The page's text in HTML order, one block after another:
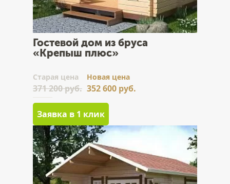
Гостевой дом из бруса
«Крепыш плюс»
Cтарая цена
371 200 руб.
Новая цена
352 600 руб.
Заявка в 1 клик